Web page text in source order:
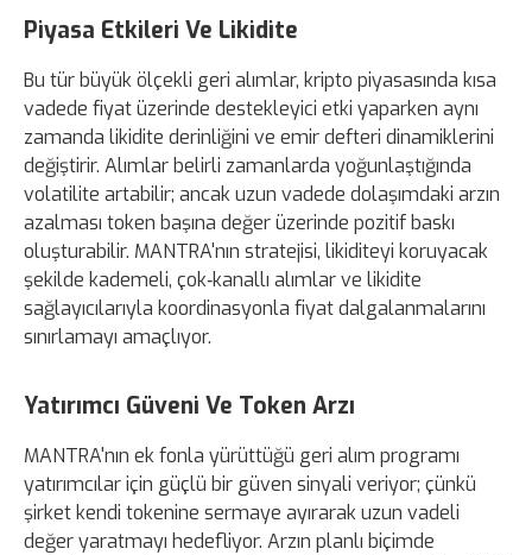
Piyasa Etkileri Ve Likidite
Bu tür büyük ölçekli geri alımlar, kripto piyasasında kısa
vadede fiyat üzerinde destekleyici etki yaparken aynı
zamanda likidite derinliğini ve emir defteri dinamiklerini
değiştirir. Alımlar belirli zamanlarda yoğunlaştığında
volatilite artabilir; ancak uzun vadede dolaşımdaki arzın
azalması token başına değer üzerinde pozitif baskı
oluşturabilir. MANTRA'nın stratejisi, likiditeyi koruyacak
şekilde kademeli, çok‑kanallı alımlar ve likidite
sağlayıcılarıyla koordinasyonla fiyat dalgalanmalarını
sınırlamayı amaçlıyor.
Yatırımcı Güveni Ve Token Arzı
MANTRA'nın ek fonla yürüttüğü geri alım programı
yatırımcılar için güçlü bir güven sinyali veriyor; çünkü
şirket kendi tokenine sermaye ayırarak uzun vadeli
değer yaratmayı hedefliyor. Arzın planlı biçimde